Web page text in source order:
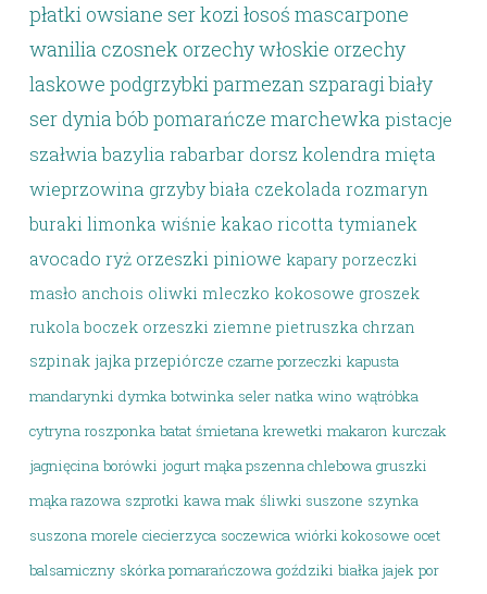
płatki owsiane ser koziłosoś mascarpone
wanilia czosnek orzechy włoskie orzechy
laskowe podgrzybkiparmezanszparagibiały
ser dynia bób pomarańcze marchewka pistacje
szałwia bazylia rabarbar dorsz kolendra mięta
wieprzowina grzybybiała czekolada rozmaryn
burakilimonka wiśnie kakao ricotta tymianek
avocado ryż orzeszki piniowe kapary porzeczki
masło anchois oliwki mleczko kokosowe groszek
rukola boczek orzeszki ziemne pietruszka chrzan
szpinak jajka przepiórcze czarne porzeczki kapusta
mandarynki dymka botwinka seler natka wino wątróbka
cytryna roszponka batat śmietana krewetki makaron kurczak
jagnięcina borówki jogurt mąka pszenna chlebowa gruszki
mąka razowa szprotki kawa mak śliwki suszone szynka
suszona morele ciecierzyca soczewica wiórki kokosowe ocet
balsamiczny skórka pomarańczowa goździki białka jajek por